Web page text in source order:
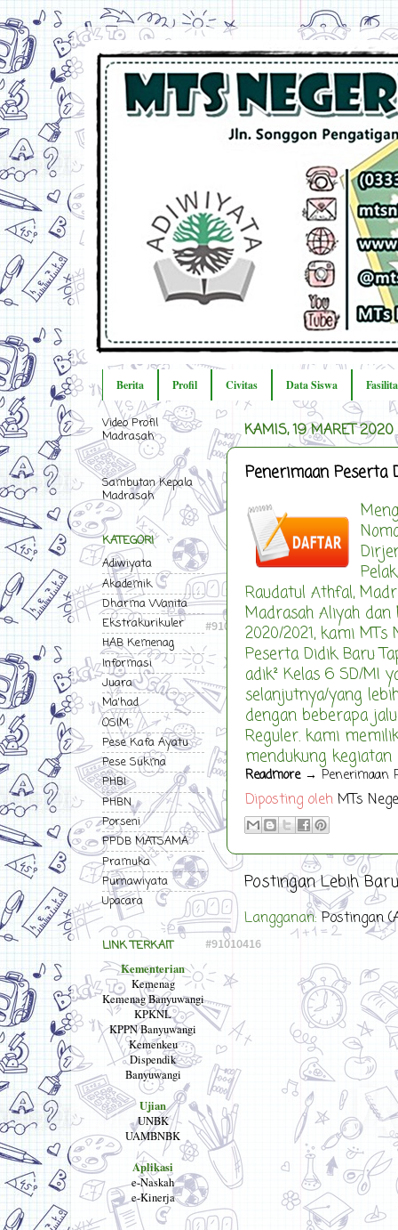
Berita Profil Civitas Data Siswa
KAMIS, 19 MARET 2020
Penerimaan Peserta
Raudatul Athfal,
Madrasah Aliyah dan
2020/2021, kami
Peserta Didik Baru
adik² Kelas 6 SD/MI
selanjutnya/yang
dengan beberapa
Reguler. kami
mendukung kegiatan
Readmore→ Penerimaan
Diposting oleh MTs
Postingan Lebih Baru
Langganan:Postingan
Video Profil
Madrasah
Sambutan Kepala
Madrasah
KATEGORI
Adiwiyata
Akademik
Dharma Wanita
Ekstrakurikuler
HAB Kemenag
Informasi
Juara
Ma'had
OSIM
Pese Kafa Ayatu
Pese Sukma
PHBI
PHBN
Porseni
PPDB MATSAMA
Pramuka
Purnawiyata
Upacara
LINK TERKAIT
Kementerian
Kemenag
Kemenag Banyuwangi
KPKNL
KPPN Banyuwangi
Kemenkeu
Dispendik
Banyuwangi
Ujian
UNBK
UAMBNBK
Aplikasi
e-Naskah
e-Kinerja